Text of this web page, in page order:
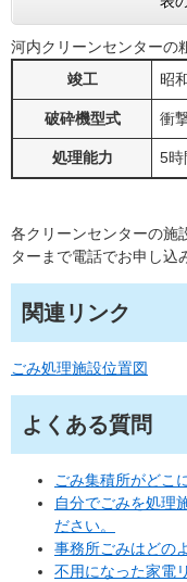
河内クリーンセンターの
竣工
昭
破砕機型式 衝
処理能力 5時
各クリーンセンターの施
ターまで電話でお申し込
関連リンク
ごみ処理施設位置図
よくある質問
ごみ集積所がどこ
自分でごみを処理
ださい。
事務所ごみはどの
不用になった家電